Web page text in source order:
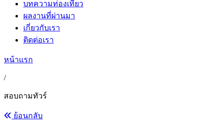
บทความท่องเที่ยว
ผลงานที่ผ่านมา
เกี่ยวกับเรา
ติดต่อเรา
หน้าแรก
/
สอบถามทัวร์
ย้อนกลับ